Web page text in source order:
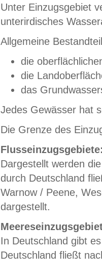
Unter Einzugsgebiet
unterirdisches
Allgemeine
die
die
das
Jedes Gewässer hat
Die Grenze des
Dargestellt werden
durch Deutschland
Warnow / Peene,
dargestellt.
In Deutschland gibt
Deutschland fließt